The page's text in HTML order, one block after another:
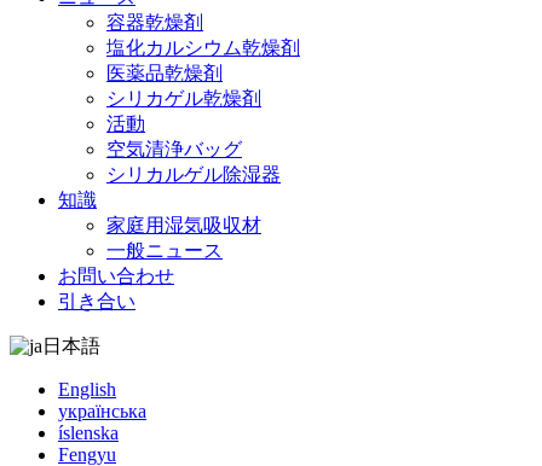
容器乾燥剤
塩化カルシウム乾燥剤
医薬品乾燥剤
シリカゲル乾燥剤
活動
空気清浄バッグ
シリカルゲル除湿器
知識
家庭用湿気吸収材
一般ニュース
お問い合わせ
引き合い
日本語
English
українська
íslenska
Fengyu